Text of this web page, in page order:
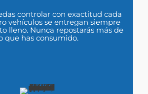
controlar con exactitud cada
vehículos se entregan siempre
lleno. Nunca repostarás más de
que has consumido.